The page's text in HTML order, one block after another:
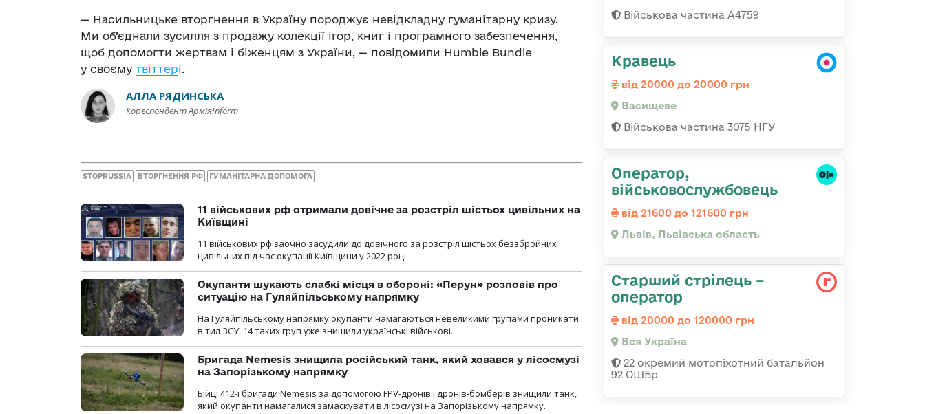
— Насильницьке вторгнення в Україну породжує невідкладну гуманітарну кризу.
Ми об’єднали зусилля з продажу колекції ігор, книг і програмного забезпечення,
щоб допомогти жертвам і біженцям з України, — повідомили Humble Bundle
у своєму твіттері.
АЛЛА РЯДИНСЬКА
Кореспондент АрміяInform
STOPRUSSIA ВТОРГНЕННЯ РФ ГУМАНІТАРНА ДОПОМОГА
11 військових рф отримали довічне за розстріл шістьох цивільних на
Київщині
11 військових рф заочно засудили до довічного за розстріл шістьох беззбройних
цивільних під час окупації Київщини у 2022 році.
Окупанти шукають слабкі місця в обороні: «Перун» розповів про
ситуацію на Гуляйпільському напрямку
На Гуляйпільському напрямку окупанти намагаються невеликими групами проникати
в тил ЗСУ. 14 таких груп уже знищили українські військові.
Бригада Nemesis знищила російський танк, який ховався у лісосмузі
на Запорізькому напрямку
Бійці 412-ї бригади Nemesis за допомогою FPV-дронів і дронів-бомберів знищили танк,
який окупанти намагалися замаскувати в лісосмузі на Запорізькому напрямку.
Військова частина А4759
Кравець
від 20000 до 20000 грн
Васищеве
Військова частина 3075 НГУ
Оператор,
військовослужбовець
від 21600 до 121600 грн
Львів, Львівська область
Старший стрілець –
оператор
від 20000 до 120000 грн
Вся Україна
22 окремий мотопіхотний батальйон
92 ОШБр